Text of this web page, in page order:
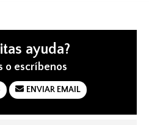
ayuda?
o escríbenos
ENVIAR EMAIL